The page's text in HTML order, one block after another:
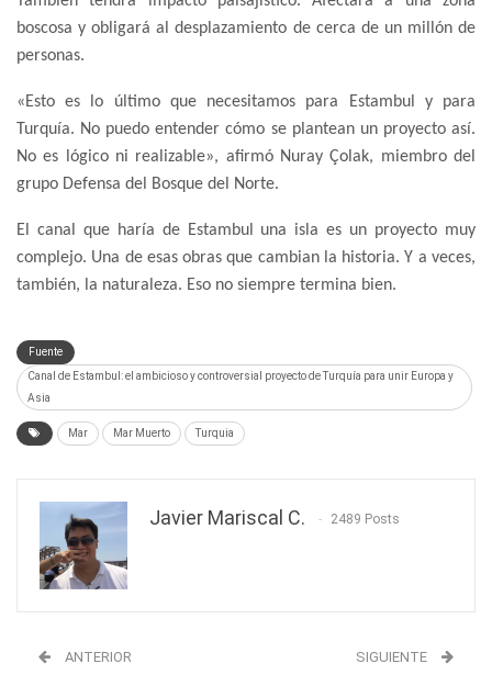
boscosa y obligará al desplazamiento de cerca de un millón de
personas.
«Esto es lo último que necesitamos para Estambul y para
Turquía. No puedo entender cómo se plantean un proyecto así.
No es lógico ni realizable», afirmó Nuray Çolak, miembro del
grupo Defensa del Bosque del Norte.
El canal que haría de Estambul una isla es un proyecto muy
complejo. Una de esas obras que cambian la historia. Y a veces,
también, la naturaleza. Eso no siempre termina bien.
Fuente
Canal de Estambul: el ambicioso y controversial proyecto de Turquía para unir Europa y
Asia
Mar Mar Muerto Turquia
Javier Mariscal C. 2489 Posts
ANTERIOR SIGUIENTE